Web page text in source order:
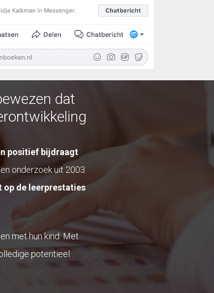
dat
positief bijdraagt
onderzoek uit 2003
op de leerprestaties
met hun kind. Met
potentieel